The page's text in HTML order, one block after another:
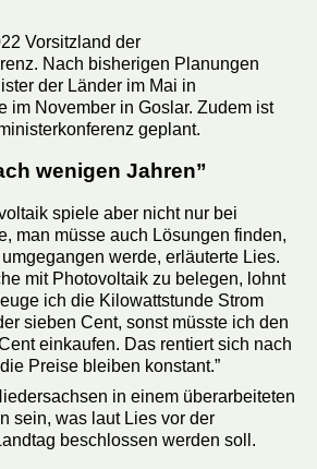
Vorsitzland der
Nach bisherigen Planungen
der Länder im Mai in
im November in Goslar. Zudem ist
geplant.
wenigen Jahren”
spiele aber nicht nur bei
man müsse auch Lösungen finden,
werde, erläuterte Lies.
mit Photovoltaik zu belegen, lohnt
ich die Kilowattstunde Strom
sieben Cent, sonst müsste ich den
einkaufen. Das rentiert sich nach
Preise bleiben konstant.”
in einem überarbeiteten
sein, was laut Lies vor der
beschlossen werden soll.